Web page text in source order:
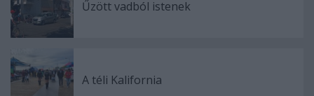
Űzött vadból istenek
A téli Kalifornia